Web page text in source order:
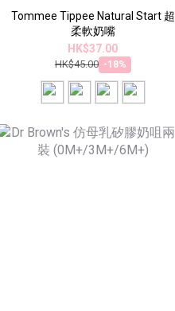
Tommee Tippee Natural Start 超
柔軟奶嘴
HK$37.00
HK$45.00 -18%